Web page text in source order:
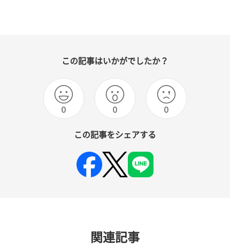
この記事はいかがでしたか？
0 0 0
この記事をシェアする
関連記事